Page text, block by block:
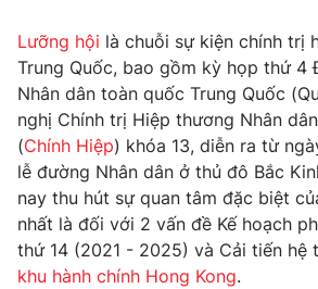
Phim VTV
Hậu trường
Nhân vật
Khán giả
Giải sao mai
Giải trí
Điện ảnh
Âm nhạc
Sao
Đời sống
Du lịch
Làm đẹp
Chất lượng cuộc sống
Giáo dục
Tuyển sinh
Công nghệ
Lưỡng hội là chuỗi sự kiện chính trị
Trung Quốc, bao gồm kỳ họp thứ 4
Nhân dân toàn quốc Trung Quốc
nghị Chính trị Hiệp thương Nhân
(Chính Hiệp) khóa 13, diễn ra từ
lễ đường Nhân dân ở thủ đô Bắc
nay thu hút sự quan tâm đặc biệt
nhất là đối với 2 vấn đề Kế hoạch
thứ 14 (2021 - 2025) và Cải tiến
khu hành chính Hong Kong.